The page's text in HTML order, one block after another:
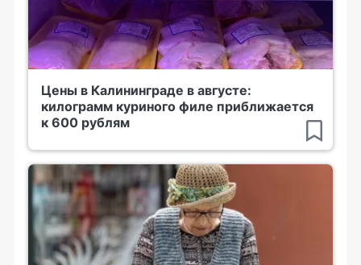
Цены в Калининграде в августе:
килограмм куриного филе приближается
к 600 рублям